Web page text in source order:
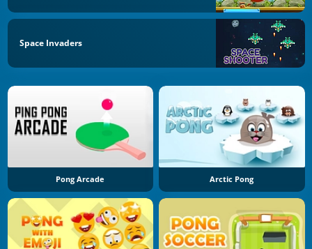
Space Invaders
Pong Arcade Arctic Pong